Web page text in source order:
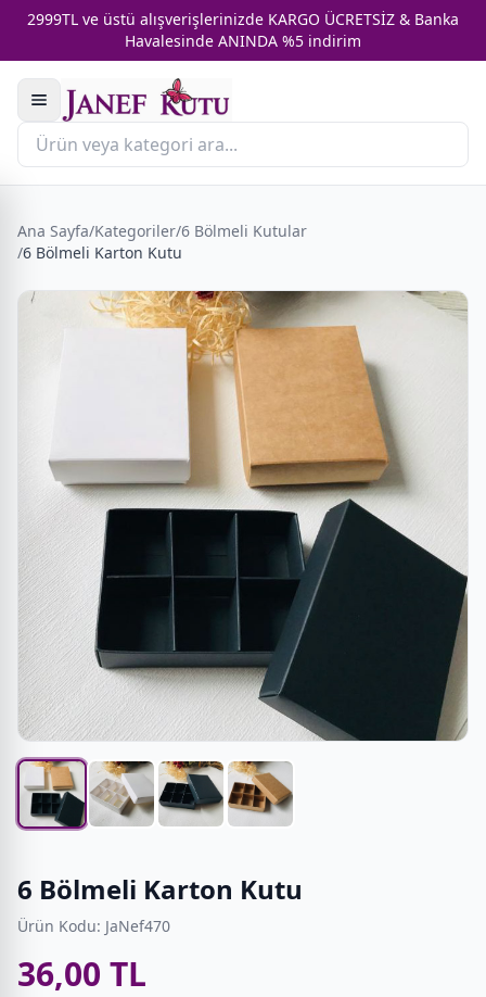
2999TL ve üstü alışverişlerinizde KARGO ÜCRETSİZ & Banka
Havalesinde ANINDA %5 indirim
Ana Sayfa/Kategoriler/6 Bölmeli Kutular
/6 Bölmeli Karton Kutu
6 Bölmeli Karton Kutu
Ürün Kodu: JaNef470
36,00 TL